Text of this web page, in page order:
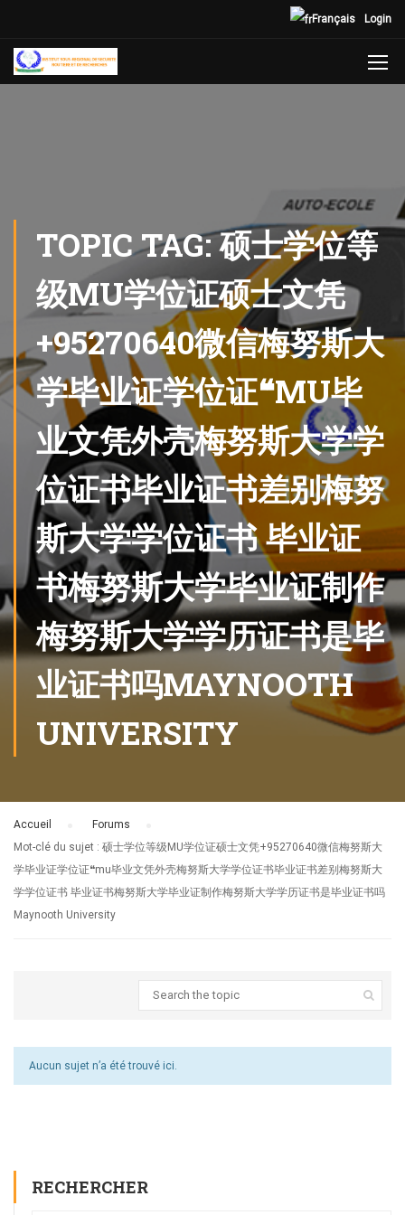
Login
Français
TOPIC TAG: 硕士学位等
级MU学位证硕士文凭
+95270640微信梅努斯大
学毕业证学位证❝MU毕
业文凭外壳梅努斯大学学
位证书毕业证书差别梅努
斯大学学位证书 毕业证
书梅努斯大学毕业证制作
梅努斯大学学历证书是毕
业证书吗MAYNOOTH
UNIVERSITY
Accueil Forums
Mot-clé du sujet : 硕士学位等级MU学位证硕士文凭+95270640微信梅努斯大
学毕业证学位证❝mu毕业文凭外壳梅努斯大学学位证书毕业证书差别梅努斯大
学学位证书 毕业证书梅努斯大学毕业证制作梅努斯大学学历证书是毕业证书吗
Maynooth University
Aucun sujet n’a été trouvé ici.
RECHERCHER